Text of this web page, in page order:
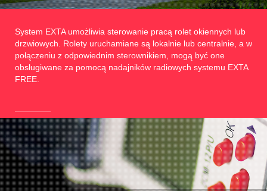
System EXTA umożliwia sterowanie pracą rolet okiennych lub
drzwiowych. Rolety uruchamiane są lokalnie lub centralnie, a w
połączeniu z odpowiednim sterownikiem, mogą być one
obsługiwane za pomocą nadajników radiowych systemu EXTA
FREE.